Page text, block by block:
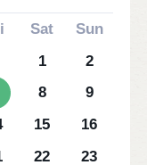
Sat
Sun
1
2
8
9
15
16
22
23